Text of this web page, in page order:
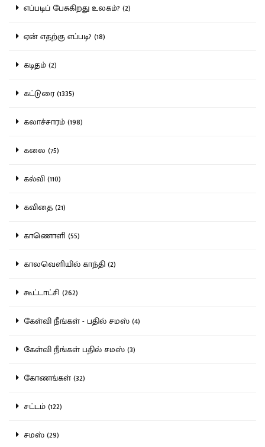
எப்படிப் பேசுகிறது உலகம்? (2)
ஏன் எதற்கு எப்படி? (18)
கடிதம் (2)
கட்டுரை (1335)
கலாச்சாரம் (198)
கலை (75)
கல்வி (110)
கவிதை (21)
காணொளி (55)
காலவெளியில் காந்தி (2)
கூட்டாட்சி (262)
கேள்வி நீங்கள் - பதில் சமஸ் (4)
கேள்வி நீங்கள் பதில் சமஸ் (3)
கோணங்கள் (32)
சட்டம் (122)
சமஸ் (29)